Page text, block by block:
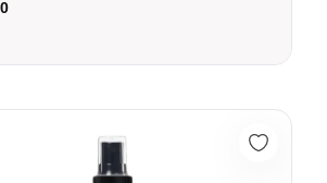
Pintura Matt Finish 250ml Muc-off